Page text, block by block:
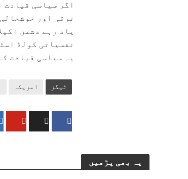
اگر سیاسی قیادت
ترقی اور
یاد رہے دشمن
نفسیاتی کولڈ
یہ سیاسی قیادت
ٹیگز امریکہ
یہ بھی پڑھیں